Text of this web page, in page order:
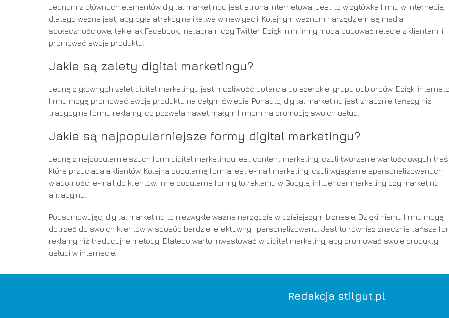
Jednym z głównych elementów digital marketingu jest strona internetowa. Jest to wizytówka firmy w internecie,
dlatego ważne jest, aby była atrakcyjna i łatwa w nawigacji. Kolejnym ważnym narzędziem są media
społecznościowe, takie jak Facebook, Instagram czy Twitter. Dzięki nim firmy mogą budować relacje z klientami i
promować swoje produkty.
Jakie są zalety digital marketingu?
Jedną z głównych zalet digital marketingu jest możliwość dotarcia do szerokiej grupy odbiorców. Dzięki
firmy mogą promować swoje produkty na całym świecie. Ponadto, digital marketing jest znacznie tańszy niż
tradycyjne formy reklamy, co pozwala nawet małym firmom na promocję swoich usług.
Jakie są najpopularniejsze formy digital marketingu?
Jedną z najpopularniejszych form digital marketingu jest content marketing, czyli tworzenie wartościowych
które przyciągają klientów. Kolejną popularną formą jest e-mail marketing, czyli wysyłanie spersonalizowanych
wiadomości e-mail do klientów. Inne popularne formy to reklamy w Google, influencer marketing czy marketing
afiliacyjny.
Podsumowując, digital marketing to niezwykle ważne narzędzie w dzisiejszym biznesie. Dzięki niemu firmy mogą
dotrzeć do swoich klientów w sposób bardziej efektywny i personalizowany. Jest to również znacznie tańsza
reklamy niż tradycyjne metody. Dlatego warto inwestować w digital marketing, aby promować swoje produkty i
usługi w internecie.
Redakcja stilgut.pl